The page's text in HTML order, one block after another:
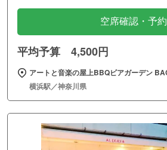
空席確認・予約
平均予算 4,500円
アートと音楽の屋上BBQビアガーデン
横浜駅／神奈川県